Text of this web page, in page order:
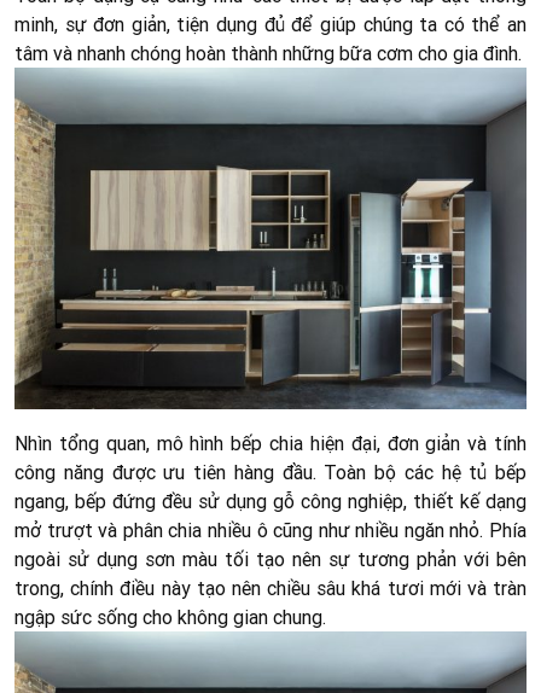
minh, sự đơn giản, tiện dụng đủ để giúp chúng ta có thể an
tâm và nhanh chóng hoàn thành những bữa cơm cho gia đình.
Nhìn tổng quan, mô hình bếp chia hiện đại, đơn giản và tính
công năng được ưu tiên hàng đầu. Toàn bộ các hệ tủ bếp
ngang, bếp đứng đều sử dụng gỗ công nghiệp, thiết kế dạng
mở trượt và phân chia nhiều ô cũng như nhiều ngăn nhỏ. Phía
ngoài sử dụng sơn màu tối tạo nên sự tương phản với bên
trong, chính điều này tạo nên chiều sâu khá tươi mới và tràn
ngập sức sống cho không gian chung.